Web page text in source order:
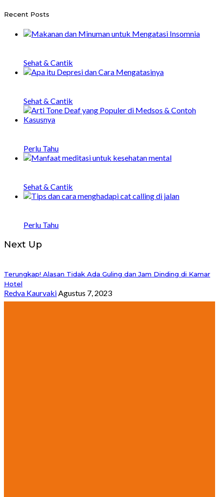
Recent Posts
Sehat & Cantik
Sehat & Cantik
Perlu Tahu
Sehat & Cantik
Perlu Tahu
Next Up
Terungkap! Alasan Tidak Ada Guling dan Jam Dinding di Kamar
Hotel
Redva KaurvakiAgustus 7, 2023